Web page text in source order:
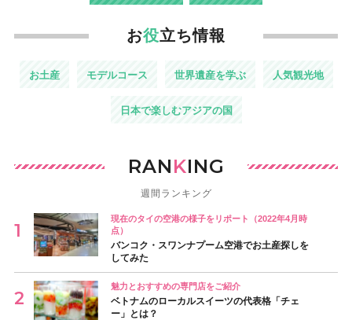
お役立ち情報
お土産 モデルコース 世界遺産を学ぶ 人気観光地
日本で楽しむアジアの国
RANKING
週間ランキング
現在のタイの空港の様子をリポート（2022年4月時
点）
バンコク・スワンナプーム空港でお土産探しを
してみた
魅力とおすすめの専門店をご紹介
ベトナムのローカルスイーツの代表格「チェ
ー」とは？